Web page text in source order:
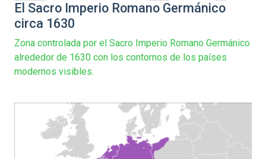
El Sacro Imperio Romano Germánico
circa 1630
Zona controlada por el Sacro Imperio Romano Germánico
alrededor de 1630 con los contornos de los países
modernos visibles.